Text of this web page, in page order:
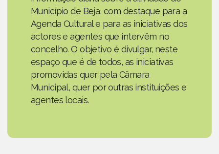
Município de Beja, com destaque para a
Agenda Cultural e para as iniciativas dos
actores e agentes que intervêm no
concelho. O objetivo é divulgar, neste
espaço que é de todos, as iniciativas
promovidas quer pela Câmara
Municipal, quer por outras instituições e
agentes locais.